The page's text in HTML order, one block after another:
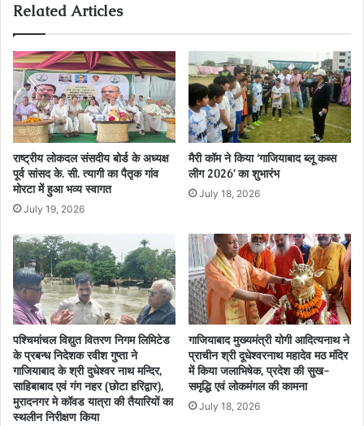
Related Articles
राष्ट्रीय लोकदल संसदीय बोर्ड के अध्यक्ष
पूर्व सांसद के. सी. त्यागी का पैतृक गांव
मोरटा में हुआ भव्य स्वागत
July 19, 2026
मैरी कॉम ने किया ‘गाजियाबाद ब्लू कब्स
लीग 2026’ का शुभारंभ
July 18, 2026
पश्चिमांचल विद्युत वितरण निगम लिमिटेड
के प्रबन्ध निदेशक रवीश गुप्ता ने
गाजियाबाद के श्री दुधेश्वर नाथ मन्दिर,
साहिबाबाद एवं गंग नहर (छोटा हरिद्वार),
मुरादनगर मे कॉवड यात्रा की तैयारियों का
स्थलीन निरीक्षण किया
गाजियाबाद मुख्यमंत्री योगी आदित्यनाथ ने
प्राचीन श्री दूधेश्वरनाथ महादेव मठ मंदिर
में किया जलाभिषेक, प्रदेश की सुख-
समृद्धि एवं लोकमंगल की कामना
July 18, 2026